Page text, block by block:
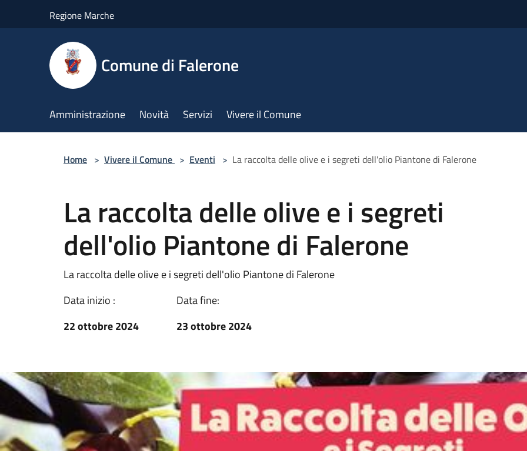
Regione Marche
Comune di Falerone
Amministrazione Novità Servizi Vivere il Comune
Home > Vivere il Comune > Eventi > La raccolta delle olive e i segreti dell'olio Piantone di Falerone
La raccolta delle olive e i segreti
dell'olio Piantone di Falerone
La raccolta delle olive e i segreti dell'olio Piantone di Falerone
Data inizio :
22 ottobre 2024
Data fine:
23 ottobre 2024